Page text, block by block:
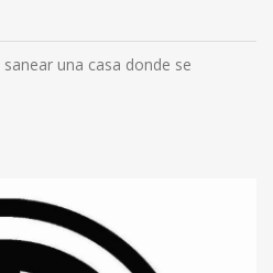
una casa donde se